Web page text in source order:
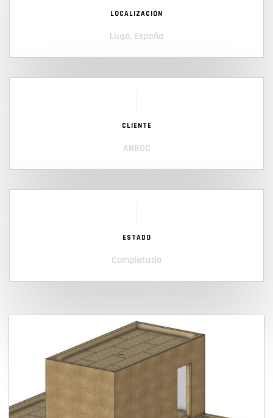
LOCALIZACIÓN
Lugo, España
CLIENTE
ANBOC
ESTADO
Completado